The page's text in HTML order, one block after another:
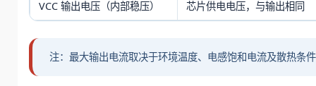
VCC 输出电压（内部稳压） 芯片供电电压，与输出相同
注：最大输出电流取决于环境温度、电感饱和电流及散热条